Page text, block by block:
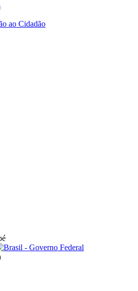
ao Cidadão